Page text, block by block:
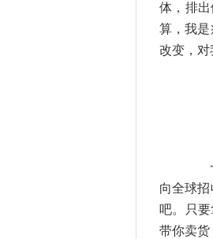
体，排
算，我
改变，对
一
向全球
吧。只
带你卖货